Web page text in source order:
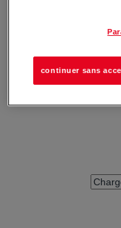
continuer sans